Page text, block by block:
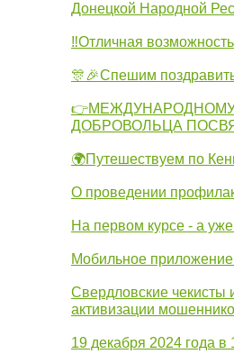
Донецкой Народной
‼Отличная
🎊🎉Спешим
ДОБРОВОЛЬЦА
🌍Путешествуем по
О проведении
На первом курсе - а
Мобильное
Свердловские
активизации
19 декабря 2024 года